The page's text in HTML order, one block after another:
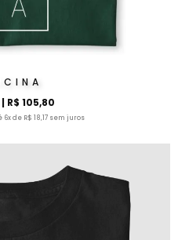
C I N A
R$ 105,80
de R$ 18,17 sem juros